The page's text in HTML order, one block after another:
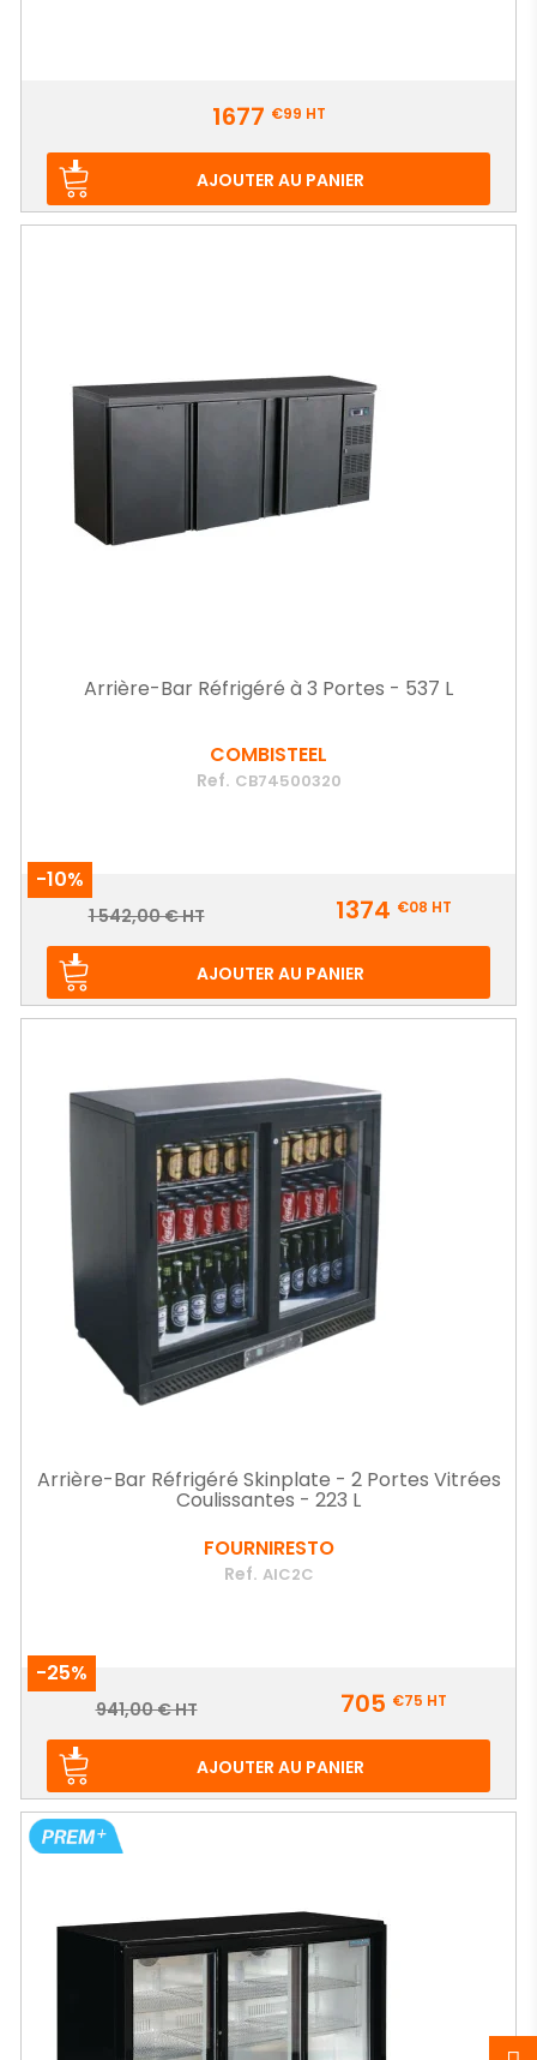
1677 €99 HT
AJOUTER AU PANIER
Arrière-Bar Réfrigéré à 3 Portes - 537 L
COMBISTEEL
Ref. CB74500320
-10%
Prix
Prix
1 542,00 € HT 1374 €08 HT
AJOUTER AU PANIER
Arrière-Bar Réfrigéré Skinplate - 2 Portes Vitrées
Coulissantes - 223 L
FOURNIRESTO
Ref. AIC2C
-25%
Prix
Prix
941,00 € HT 705 €75 HT
AJOUTER AU PANIER